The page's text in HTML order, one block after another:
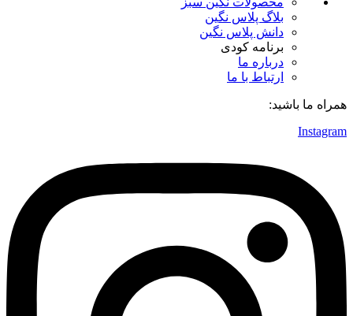
بلاگ پلاس نگین
دانش پلاس نگین
برنامه کودی
درباره ما
ارتباط با ما
همراه ما باشید:
Instagram